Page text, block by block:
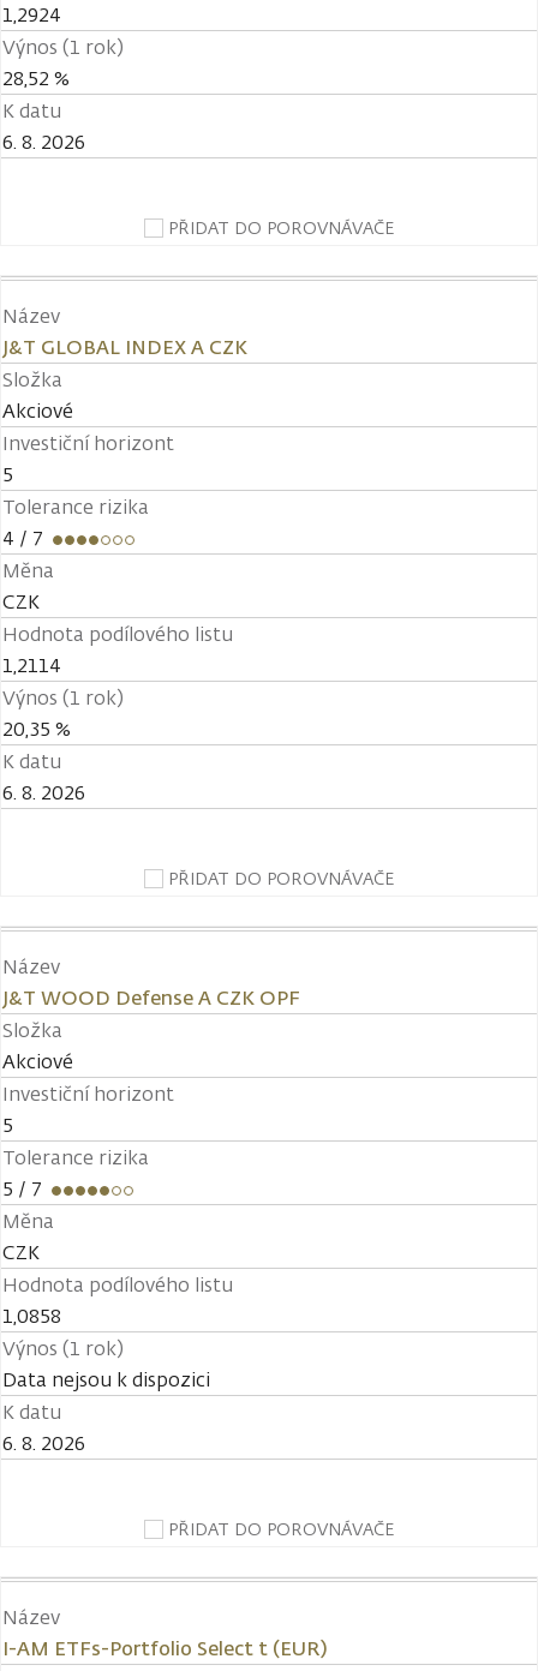
1,2924
Výnos (1 rok)
28,52 %
K datu
6. 8. 2026
PŘIDAT DO POROVNÁVAČE
Název
J&T GLOBAL INDEX A CZK
Složka
Akciové
Investiční horizont
5
Tolerance rizika
4 / 7
Měna
CZK
Hodnota podílového listu
1,2114
Výnos (1 rok)
20,35 %
K datu
6. 8. 2026
PŘIDAT DO POROVNÁVAČE
Název
J&T WOOD Defense A CZK OPF
Složka
Akciové
Investiční horizont
5
Tolerance rizika
5 / 7
Měna
CZK
Hodnota podílového listu
1,0858
Výnos (1 rok)
Data nejsou k dispozici
K datu
6. 8. 2026
PŘIDAT DO POROVNÁVAČE
Název
I-AM ETFs-Portfolio Select t (EUR)